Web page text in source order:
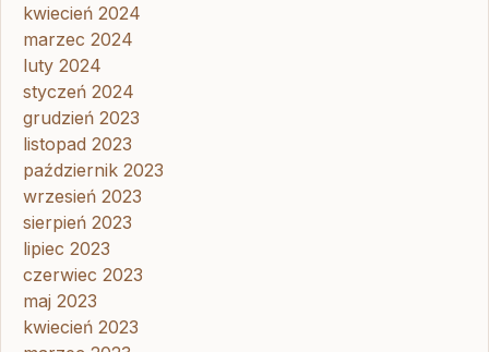
kwiecień 2024
marzec 2024
luty 2024
styczeń 2024
grudzień 2023
listopad 2023
październik 2023
wrzesień 2023
sierpień 2023
lipiec 2023
czerwiec 2023
maj 2023
kwiecień 2023